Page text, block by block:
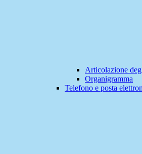
Articolazione
Organigramma
Telefono e posta